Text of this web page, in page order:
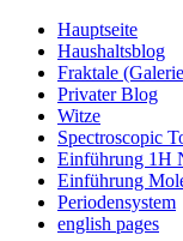
Hauptseite
Haushaltsblog
Fraktale
Privater Blog
Witze
Spectroscopic
Einführung 1H
Einführung
Periodensystem
english pages